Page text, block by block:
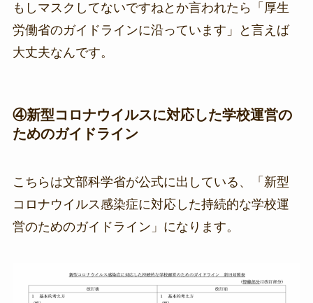
もしマスクしてないですねとか言われたら「厚生
労働省のガイドラインに沿っています」と言えば
大丈夫なんです。
④新型コロナウイルスに対応した学校運営の
ためのガイドライン
こちらは文部科学省が公式に出している、「新型
コロナウイルス感染症に対応した持続的な学校運
営のためのガイドライン」になります。